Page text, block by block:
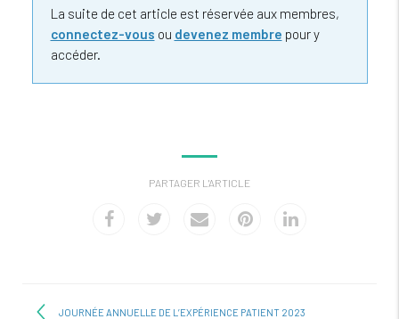
La suite de cet article est réservée aux membres,
connectez-vous ou devenez membre pour y
accéder.
PARTAGER L'ARTICLE
JOURNÉE ANNUELLE DE L’EXPÉRIENCE PATIENT 2023